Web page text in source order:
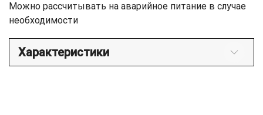
Можно рассчитывать на аварийное питание в случае
необходимости
Характеристики